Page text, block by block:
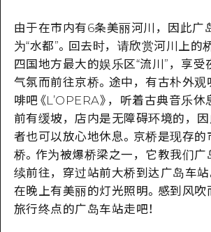
由于在市内有6条美丽河川，因此广
为“水都”。回去时，请欣赏河川上的
四国地方最大的娱乐区“流川”，享受
气氛而前往京桥。途中，有古朴外观
啡吧《L’OPERA》，听着古典音乐休
前有缓坡，店内是无障碍环境的，
者也可以放心地休息。京桥是现存的
桥。作为被爆桥梁之一，它教我们广
续前往，穿过站前大桥到达广岛车站
在晚上有美丽的灯光照明。感到风吹
旅行终点的广岛车站走吧！